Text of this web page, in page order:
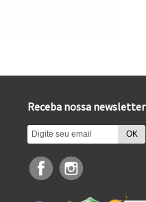
Receba nossa newsletter